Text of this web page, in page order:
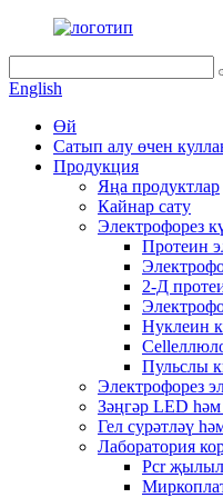
English
Өй
Сатып алу өчен
Продукция
Яңа продуктлар
Кайнар сату
Электрофорез
Протеин
2-Д
Нуклеин
Пульслы
Электрофорез
Зәңгәр LED
Гел сурәтләү
Лаборатория
Pcr